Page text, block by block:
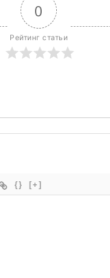
0
Рейтинг статьи
{} [+]